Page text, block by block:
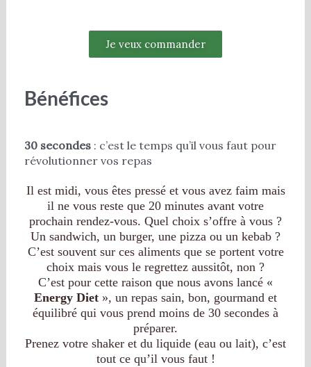
Je veux commander
Bénéfices
30 secondes: c’est le temps qu’il vous faut pour
révolutionner vos repas
Il est midi, vous êtes pressé et vous avez faim mais
il ne vous reste que 20 minutes avant votre
prochain rendez-vous. Quel choix s’offre à vous ?
Un sandwich, un burger, une pizza ou un kebab ?
C’est souvent sur ces aliments que se portent votre
choix mais vous le regrettez aussitôt, non ?
C’est pour cette raison que nous avons lancé «
Energy Diet », un repas sain, bon, gourmand et
équilibré qui vous prend moins de 30 secondes à
préparer.
Prenez votre shaker et du liquide (eau ou lait), c’est
tout ce qu’il vous faut !